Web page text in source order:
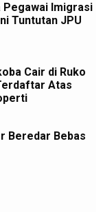
Pegawai Imigrasi
Tuntutan JPU
Cair di Ruko
Atas
Beredar Bebas